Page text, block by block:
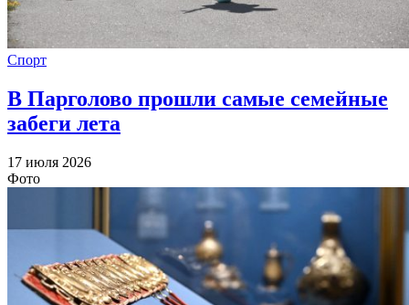
Спорт
В Парголово прошли самые семейные
забеги лета
17 июля 2026
Фото